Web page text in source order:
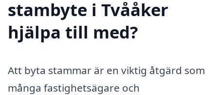
stambyte i Tvååker
hjälpa till med?
Att byta stammar är en viktig åtgärd som
många fastighetsägare och